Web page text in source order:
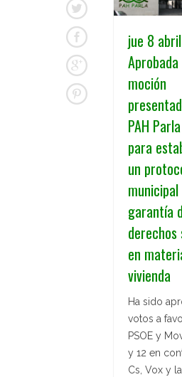
jue 8
moción
PAH
para
un
municipal
garantía
derechos
en
vivienda
Ha sido
votos a
PSOE y
y 12 en
Cs, Vox y la